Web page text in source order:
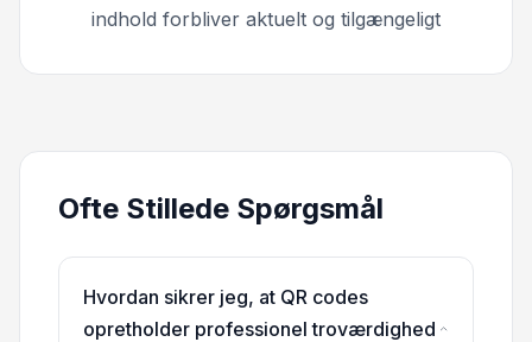
indhold forbliver aktuelt og tilgængeligt
Ofte Stillede Spørgsmål
Hvordan sikrer jeg, at QR codes
opretholder professionel troværdighed